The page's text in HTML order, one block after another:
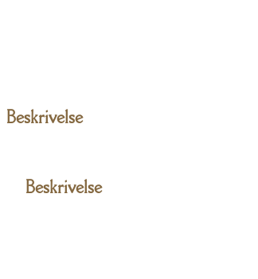
Beskrivelse
Beskrivelse